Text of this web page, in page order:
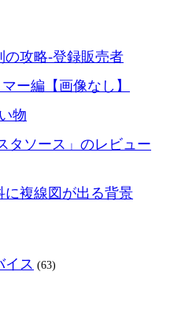
攻略‐登録販売者
ー編【画像なし】
物
タソース」のレビュー
複線図が出る背景
イス (63)